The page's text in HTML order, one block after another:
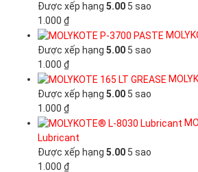
Được xếp hạng 5.00 5 sao
1.000 ₫
Được xếp hạng 5.00 5 sao
1.000 ₫
Được xếp hạng 5.00 5 sao
1.000 ₫
Lubricant
Được xếp hạng 5.00 5 sao
1.000 ₫